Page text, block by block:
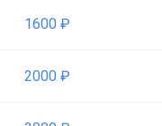
1600 ₽
2000 ₽